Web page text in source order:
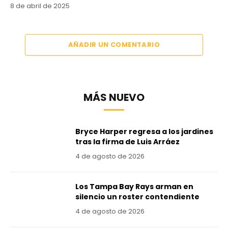
8 de abril de 2025
AÑADIR UN COMENTARIO
MÁS NUEVO
Bryce Harper regresa a los jardines
tras la firma de Luis Arráez
4 de agosto de 2026
Los Tampa Bay Rays arman en
silencio un roster contendiente
4 de agosto de 2026